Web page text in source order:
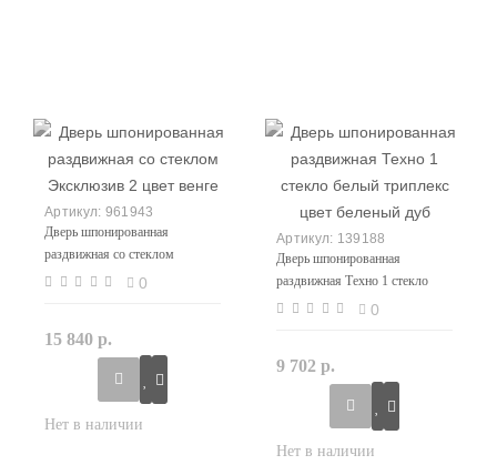
961943
Дверь шпонированная
раздвижная со стеклом
Эксклюзив 2 цвет венге
0
15 840 р.
139188
Дверь шпонированная
раздвижная Техно 1 стекло
белый триплекс цвет беленый
0
9 702 р.